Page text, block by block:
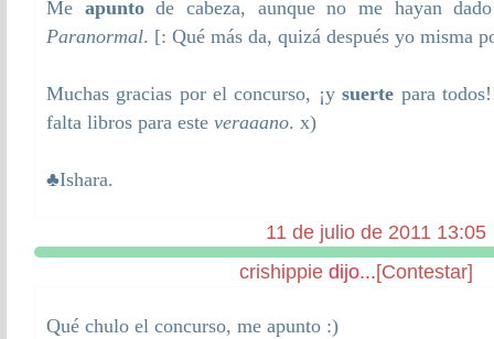
Me apuntode cabeza, aunque no me hayan
Paranormal. [: Qué más da, quizá después yo misma
Muchas gracias por el concurso, ¡ysuerte para
falta libros para este veraaano. x)
♣Ishara.
11 de julio de 2011 13:05
crishippiedijo...[Contestar]
Qué chulo el concurso, me apunto :)